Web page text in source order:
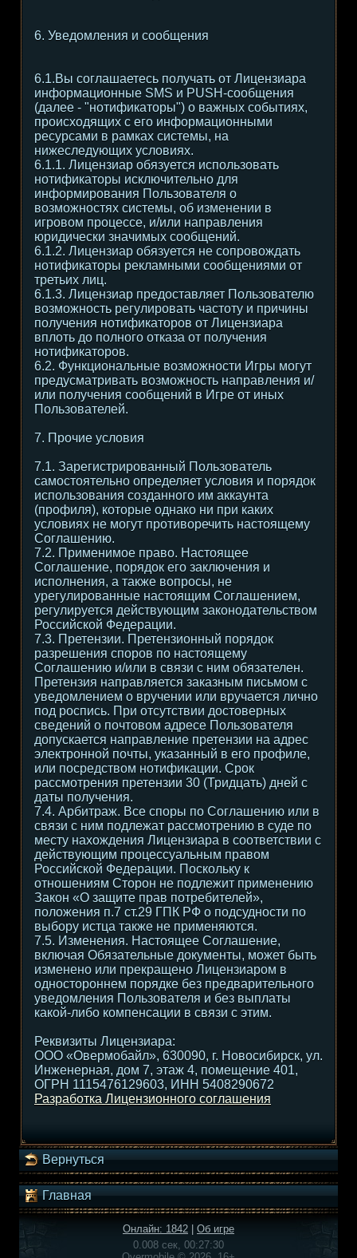
6. Уведомления и сообщения
6.1.Вы соглашаетесь получать от Лицензиара
информационные SMS и PUSH-сообщения
(далее - "нотификаторы") о важных событиях,
происходящих с его информационными
ресурсами в рамках системы, на
нижеследующих условиях.
6.1.1. Лицензиар обязуется использовать
нотификаторы исключительно для
информирования Пользователя о
возможностях системы, об изменении в
игровом процессе, и/или направления
юридически значимых сообщений.
6.1.2. Лицензиар обязуется не сопровождать
нотификаторы рекламными сообщениями от
третьих лиц.
6.1.3. Лицензиар предоставляет Пользователю
возможность регулировать частоту и причины
получения нотификаторов от Лицензиара
вплоть до полного отказа от получения
нотификаторов.
6.2. Функциональные возможности Игры могут
предусматривать возможность направления и/
или получения сообщений в Игре от иных
Пользователей.
7. Прочие условия
7.1. Зарегистрированный Пользователь
самостоятельно определяет условия и порядок
использования созданного им аккаунта
(профиля), которые однако ни при каких
условиях не могут противоречить настоящему
Соглашению.
7.2. Применимое право. Настоящее
Соглашение, порядок его заключения и
исполнения, а также вопросы, не
урегулированные настоящим Соглашением,
регулируется действующим законодательством
Российской Федерации.
7.3. Претензии. Претензионный порядок
разрешения споров по настоящему
Соглашению и/или в связи с ним обязателен.
Претензия направляется заказным письмом с
уведомлением о вручении или вручается лично
под роспись. При отсутствии достоверных
сведений о почтовом адресе Пользователя
допускается направление претензии на адрес
электронной почты, указанный в его профиле,
или посредством нотификации. Срок
рассмотрения претензии 30 (Тридцать) дней с
даты получения.
7.4. Арбитраж. Все споры по Соглашению или в
связи с ним подлежат рассмотрению в суде по
месту нахождения Лицензиара в соответствии с
действующим процессуальным правом
Российской Федерации. Поскольку к
отношениям Сторон не подлежит применению
Закон «О защите прав потребителей»,
положения п.7 ст.29 ГПК РФ о подсудности по
выбору истца также не применяются.
7.5. Изменения. Настоящее Соглашение,
включая Обязательные документы, может быть
изменено или прекращено Лицензиаром в
одностороннем порядке без предварительного
уведомления Пользователя и без выплаты
какой-либо компенсации в связи с этим.
Реквизиты Лицензиара:
ООО «Овермобайл», 630090, г. Новосибирск, ул.
Инженерная, дом 7, этаж 4, помещение 401,
ОГРН 1115476129603, ИНН 5408290672
Разработка Лицензионного соглашения
Вернуться
Главная
Онлайн: 1842
Об игре
0.008 сек, 00:27:30